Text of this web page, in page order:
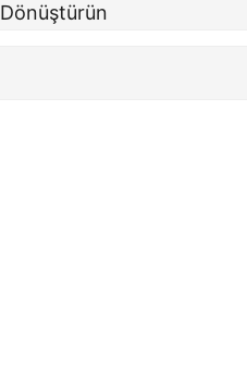
Dönüştürün